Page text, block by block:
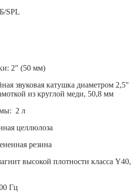
SPL
2" (50 мм)
звуковая катушка диаметром 2,5"
из круглой меди, 50,8 мм
2 л
целлюлоза
резина
высокой плотности класса Y40,
Гц